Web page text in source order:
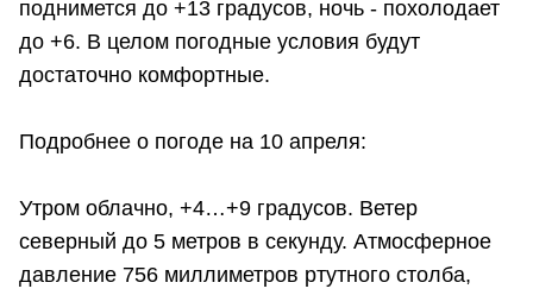
поднимется до +13 градусов, ночь - похолодает
до +6. В целом погодные условия будут
достаточно комфортные.
Подробнее о погоде на 10 апреля:
Утром облачно, +4…+9 градусов. Ветер
северный до 5 метров в секунду. Атмосферное
давление 756 миллиметров ртутного столба,